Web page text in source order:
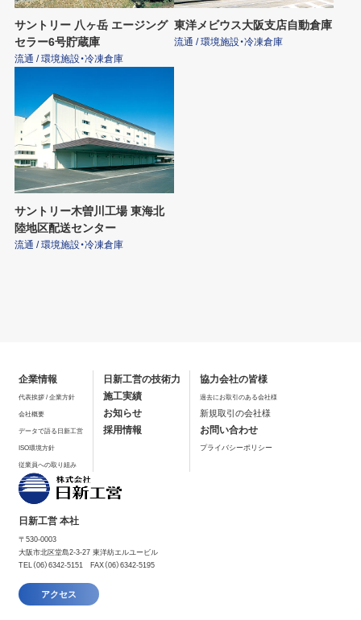
サントリー 八ヶ岳 エージング
セラー6号貯蔵庫
流通 / 環境施設・冷凍倉庫
東洋メビウス大阪支店自動倉庫
流通 / 環境施設・冷凍倉庫
サントリー木曽川工場 東海北
陸地区配送センター
流通 / 環境施設・冷凍倉庫
企業情報
代表挨拶 / 企業方針
会社概要
データで語る日新工営
ISO環境方針
従業員への取り組み
日新工営の技術力
施工実績
お知らせ
採用情報
協力会社の皆様
過去にお取引のある会社様
新規取引の会社様
お問い合わせ
プライバシーポリシー
日新工営 本社
〒530-0003
大阪市北区堂島2-3-27 東洋紡エルユービル
TEL（06）6342-5151 FAX（06）6342-5195
アクセス